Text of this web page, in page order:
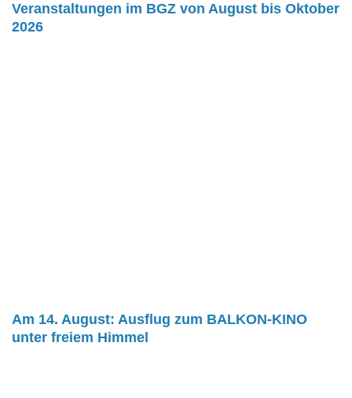
Veranstaltungen im BGZ von August bis Oktober
2026
Am 14. August: Ausflug zum BALKON-KINO
unter freiem Himmel